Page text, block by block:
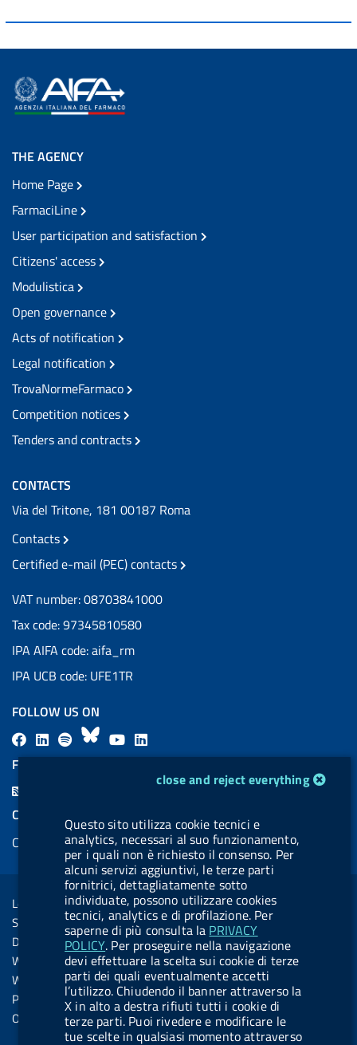
cookie management moduleclose and reject everything
Questo sito utilizza cookie tecnici e
analytics, necessari al suo funzionamento,
per i quali non è richiesto il consenso. Per
alcuni servizi aggiuntivi, le terze parti
fornitrici, dettagliatamente sotto
individuate, possono utilizzare cookies
tecnici, analytics e di profilazione. Per
saperne di più consulta la PRIVACY
POLICY. Per proseguire nella navigazione
devi effettuare la scelta sui cookie di terze
parti dei quali eventualmente accetti
l’utilizzo. Chiudendo il banner attraverso la
X in alto a destra rifiuti tutti i cookie di
terze parti. Puoi rivedere e modificare le
tue scelte in qualsiasi momento attraverso
THE AGENCY
Home Page
FarmaciLine
User participation and satisfaction
Citizens' access
Modulistica
Open governance
Acts of notification
Legal notification
TrovaNormeFarmaco
Competition notices
Tenders and contracts
CONTACTS
Via del Tritone, 181 00187 Roma
Contacts
Certified e-mail (PEC) contacts
VAT number: 08703841000
Tax code: 97345810580
IPA AIFA code: aifa_rm
IPA UCB code: UFE1TR
FOLLOW US ON
F
a
L
i
a
l
.
b
u
t
t
o
n
.
s
p
B
l
s
k
y
Y
o
u
b
e
i
e
d
i
n
FEED RSS
COOKIES
Cookie management
Sezione Link Utili
Legal notice
Social Media Policy
Dichiarazione di accessibilità
Web accessibility
Website statistics
Privacy
Online services